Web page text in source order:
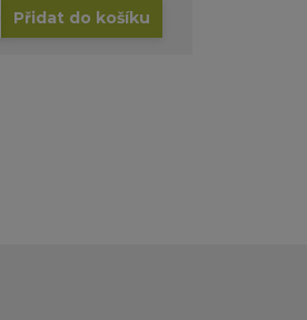
Přidat do košíku